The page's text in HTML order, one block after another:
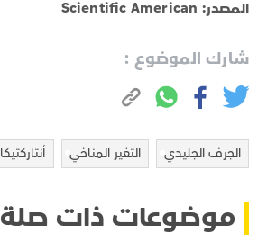
المصدر: Scientific American
شارك الموضوع :
الجرف الجليدي التغير المناخي أنتاركتيكا
موضوعات ذات صلة